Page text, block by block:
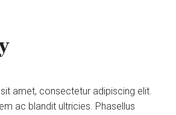
amet, consectetur adipiscing elit.
ac blandit ultricies. Phasellus